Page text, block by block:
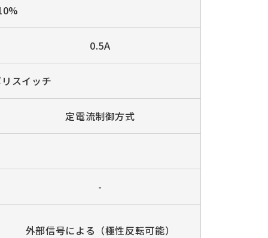
0.5A
スイッチ
定電流制御方式
-
外部信号による（極性反転可能）